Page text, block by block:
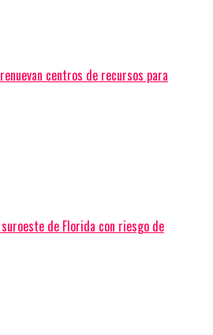
centros de recursos para
de Florida con riesgo de